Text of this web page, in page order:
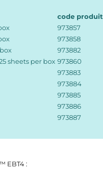
code produit
973857
973858
973882
sheets per box 973860
973883
973884
973885
973886
973887
EBT4 :